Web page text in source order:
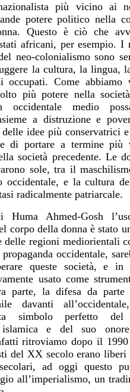
più vicino ai
potere politico nella
Questo è ciò che
africani, per esempio. I
neo-colonialismo sono
la cultura, la lingua,
occupati. Come
più potere nella
occidentale medio
a distruzione e
idee più conservatrici
di portare a termine più
società precedente. Le
sole, tra il
occidentale, e la cultura
radicalmente patriarcale.
Huma Ahmed-Gosh
corpo della donna è stato
delle regioni mediorientali
occidentale,
queste società, e in
usato come
parte, la difesa da parte
davanti
simbolo perfetto del
islamica e del suo
ritroviamo dopo il
del XX secolo erano liberi
ad oggi questo
all’imperialismo, un